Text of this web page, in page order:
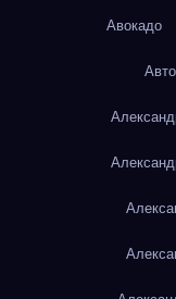
Авокадо